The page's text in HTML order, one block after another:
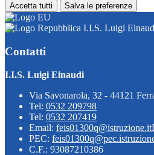
Accetta tutti Salva le preferenze
I.I.S. Luigi
Contatti
I.I.S. Luigi Einaudi
Via Savonarola, 32 - 44121
Tel: 0532 209798
Tel: 0532 207419
Email: feis01300q@istruzione.it
PEC:
C.F.: 93087210386